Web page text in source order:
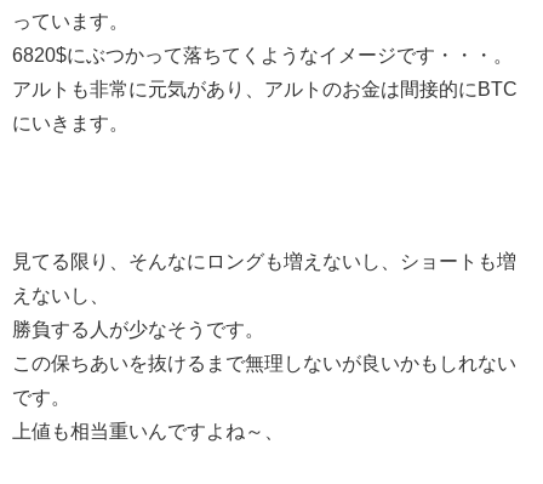
っています。
6820$にぶつかって落ちてくようなイメージです・・・。
アルトも非常に元気があり、アルトのお金は間接的にBTC
にいきます。
見てる限り、そんなにロングも増えないし、ショートも増
えないし、
勝負する人が少なそうです。
この保ちあいを抜けるまで無理しないが良いかもしれない
です。
上値も相当重いんですよね～、